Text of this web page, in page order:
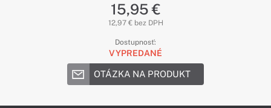
15,95 €
12,97 € bez DPH
Dostupnosť:
VYPREDANÉ
OTÁZKA NA PRODUKT